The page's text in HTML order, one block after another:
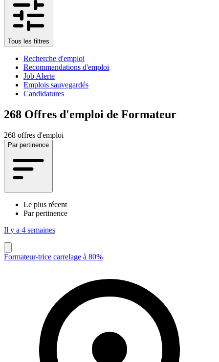
Tous les filtres
Recherche d'emploi
Recommandations d'emploi
Job Alerte
Emplois sauvegardés
Candidatures
268 Offres d'emploi de Formateur
268 offres d'emploi
Par pertinence
Le plus récent
Par pertinence
Il y a 4 semaines
Formateur-trice carrelage à 80%